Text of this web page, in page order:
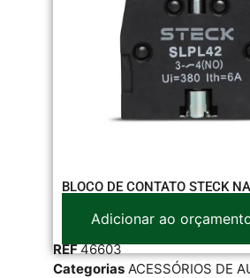
BLOCO DE CONTATO STECK
Adicionar ao
REF46603
Categorias ACESSÓRIOS DE